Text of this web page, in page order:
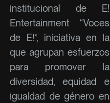
institucional de E!
Entertainment “Voces
de E!”, iniciativa en la
que agrupan esfuerzos
para promover la
diversidad, equidad e
igualdad de género en